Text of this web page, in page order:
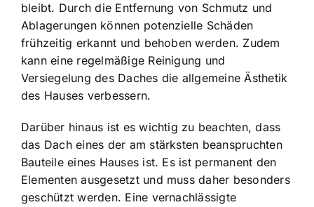
bleibt. Durch die Entfernung von Schmutz und
Ablagerungen können potenzielle Schäden
frühzeitig erkannt und behoben werden. Zudem
kann eine regelmäßige Reinigung und
Versiegelung des Daches die allgemeine Ästhetik
des Hauses verbessern.
Darüber hinaus ist es wichtig zu beachten, dass
das Dach eines der am stärksten beanspruchten
Bauteile eines Hauses ist. Es ist permanent den
Elementen ausgesetzt und muss daher besonders
geschützt werden. Eine vernachlässigte